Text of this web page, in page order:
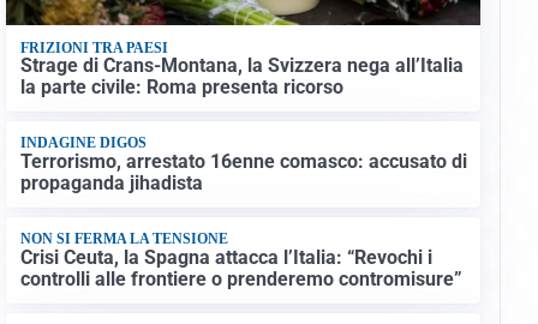
FRIZIONI TRA PAESI
Strage di Crans-Montana, la Svizzera nega all’Italia
la parte civile: Roma presenta ricorso
INDAGINE DIGOS
Terrorismo, arrestato 16enne comasco: accusato di
propaganda jihadista
NON SI FERMA LA TENSIONE
Crisi Ceuta, la Spagna attacca l’Italia: “Revochi i
controlli alle frontiere o prenderemo contromisure”